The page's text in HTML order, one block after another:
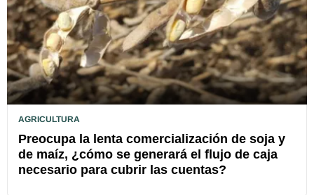
AGRICULTURA
Preocupa la lenta comercialización de soja y
de maíz, ¿cómo se generará el flujo de caja
necesario para cubrir las cuentas?